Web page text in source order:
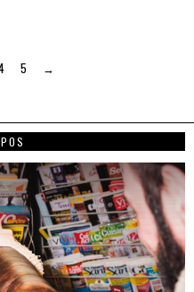
5 →